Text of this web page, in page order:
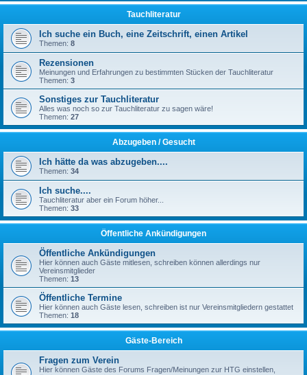
Tauchliteratur
Ich suche ein Buch, eine Zeitschrift, einen Artikel
Themen: 8
Rezensionen
Meinungen und Erfahrungen zu bestimmten Stücken der Tauchliteratur
Themen: 3
Sonstiges zur Tauchliteratur
Alles was noch so zur Tauchliteratur zu sagen wäre!
Themen: 27
Abzugeben / Gesucht
Ich hätte da was abzugeben....
Themen: 34
Ich suche....
Tauchliteratur aber ein Forum höher...
Themen: 33
Öffentliche Ankündigungen
Öffentliche Ankündigungen
Hier können auch Gäste mitlesen, schreiben können allerdings nur
Vereinsmitglieder
Themen: 13
Öffentliche Termine
Hier können auch Gäste lesen, schreiben ist nur Vereinsmitgliedern gestattet
Themen: 18
Gäste-Bereich
Fragen zum Verein
Hier können Gäste des Forums Fragen/Meinungen zur HTG einstellen,